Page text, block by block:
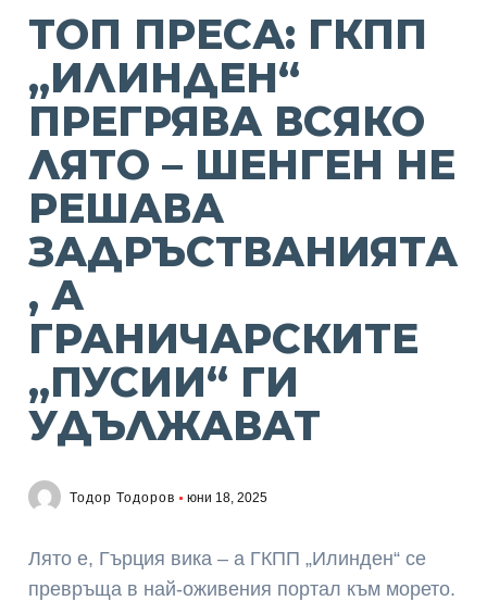
ТОП ПРЕСА: ГКПП
„ИЛИНДЕН“
ПРЕГРЯВА ВСЯКО
ЛЯТО – ШЕНГЕН НЕ
РЕШАВА
ЗАДРЪСТВАНИЯТА
, А
ГРАНИЧАРСКИТЕ
„ПУСИИ“ ГИ
УДЪЛЖАВАТ
Тодор Тодоров юни 18, 2025
Лято е, Гърция вика – а ГКПП „Илинден“ се
превръща в най-оживения портал към морето.